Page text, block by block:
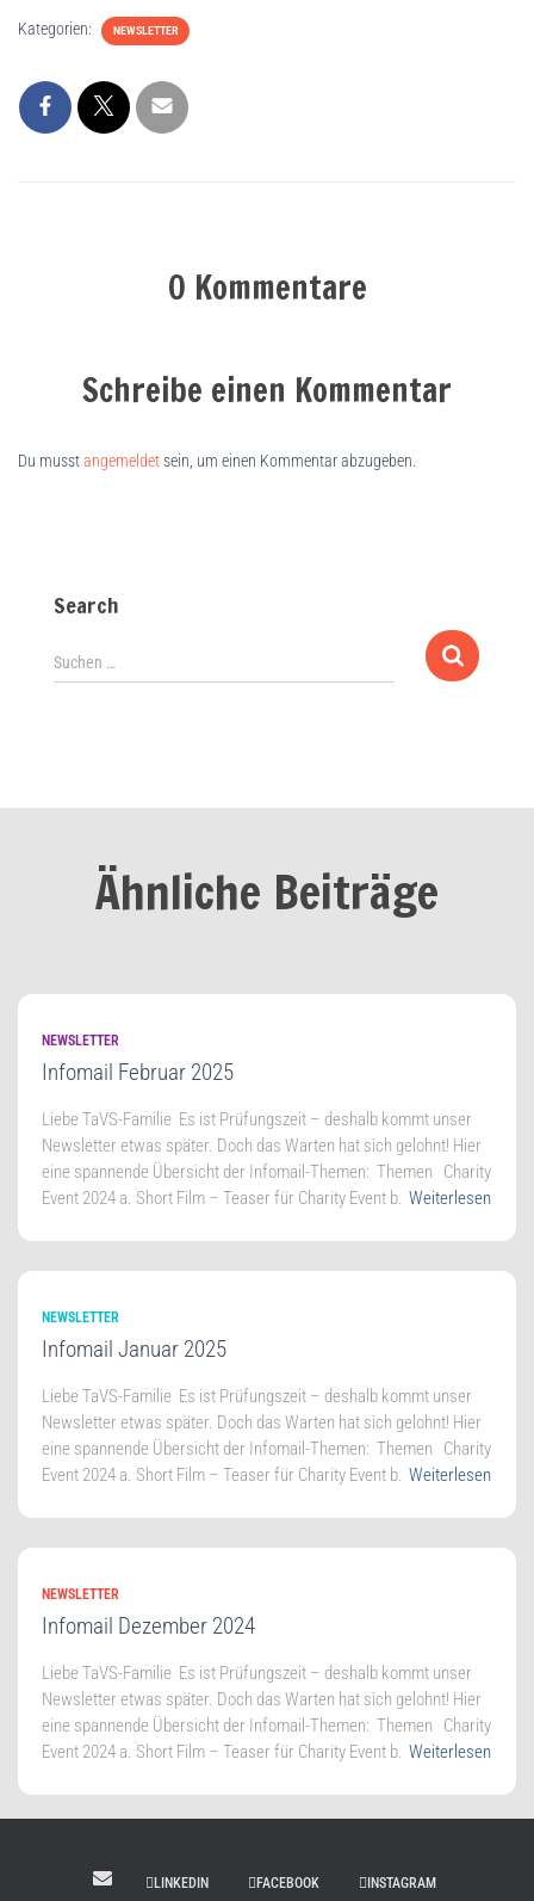
Kategorien: NEWSLETTER
0 Kommentare
Schreibe einen Kommentar
Du musstangemeldetsein, um einen Kommentar abzugeben.
Search
Suchen …
Ähnliche Beiträge
NEWSLETTER
Infomail Februar 2025
Lie­be TaVS-Familie Es ist Prü­fungs­zeit – des­halb kommt unser
News­let­ter etwas spä­ter. Doch das War­ten hat sich gelohnt! Hier
eine span­nen­de Über­sicht der Infomail-Themen: The­men Cha­ri­ty
Event 2024 a. Short Film – Teaser für Cha­ri­ty Event b. Weiterlesen
NEWSLETTER
Infomail Januar 2025
Lie­be TaVS-Familie Es ist Prü­fungs­zeit – des­halb kommt unser
News­let­ter etwas spä­ter. Doch das War­ten hat sich gelohnt! Hier
eine span­nen­de Über­sicht der Infomail-Themen: The­men Cha­ri­ty
Event 2024 a. Short Film – Teaser für Cha­ri­ty Event b. Weiterlesen
NEWSLETTER
Infomail Dezember 2024
Lie­be TaVS-Familie Es ist Prü­fungs­zeit – des­halb kommt unser
News­let­ter etwas spä­ter. Doch das War­ten hat sich gelohnt! Hier
eine span­nen­de Über­sicht der Infomail-Themen: The­men Cha­ri­ty
Event 2024 a. Short Film – Teaser für Cha­ri­ty Event b. Weiterlesen
LINKEDIN FACEBOOK INSTAGRAM